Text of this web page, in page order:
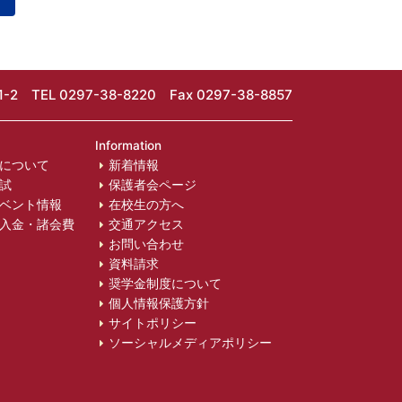
2 TEL 0297-38-8220 Fax 0297-38-8857
ついて
ント情報
金・諸会費
Information
新着情報
保護者会ページ
在校生の方へ
交通アクセス
お問い合わせ
資料請求
奨学金制度について
個人情報保護方針
サイトポリシー
ソーシャルメディアポリシー